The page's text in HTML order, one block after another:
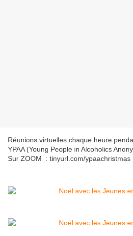
Réunions virtuelles chaque heure
YPAA (Young People in Alcoholics
Sur ZOOM : tinyurl.com/ypaachristmas